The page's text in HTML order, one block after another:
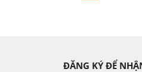
ĐĂNG KÝ ĐỂ